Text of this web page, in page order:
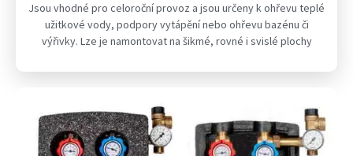
Jsou vhodné pro celoroční provoz a jsou určeny k ohřevu teplé
užitkové vody, podpory vytápění nebo ohřevu bazénu či
výřivky. Lze je namontovat na šikmé, rovné i svislé plochy